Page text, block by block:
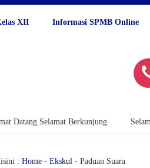
XII Informasi SPMB Online
Selamat Berkunjung Selamat
: Home- Ekskul- Paduan Suara